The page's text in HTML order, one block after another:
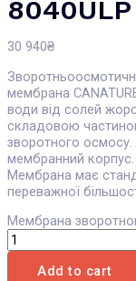
8040ULP
30 940₴
мембрана
води від солей
складовою
зворотного
мембранний корпус.
Мембрана має
переважної
Мембрана
Add to cart